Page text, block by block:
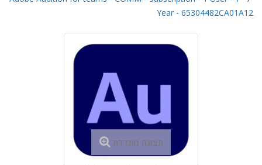
Year - 65304482CA01A12
תצוגה מוגדלת